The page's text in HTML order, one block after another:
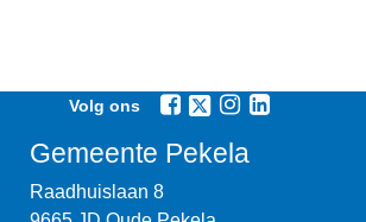
Volg ons
Gemeente Pekela
Raadhuislaan 8